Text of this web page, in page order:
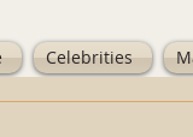
Celebrities